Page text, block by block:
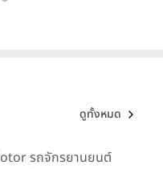
ดูทั้งหมด
รถจักรยานยนต์